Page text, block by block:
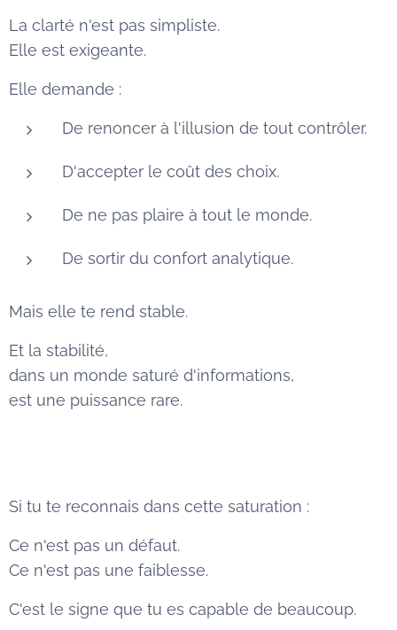
La clarté n'est pas simpliste.
Elle est exigeante.
Elle demande :
De renoncer à l'illusion de tout contrôler.
D'accepter le coût des choix.
De ne pas plaire à tout le monde.
De sortir du confort analytique.
Mais elle te rend stable.
Et la stabilité,
dans un monde saturé d'informations,
est une puissance rare.
Si tu te reconnais dans cette saturation :
Ce n'est pas un défaut.
Ce n'est pas une faiblesse.
C'est le signe que tu es capable de beaucoup.